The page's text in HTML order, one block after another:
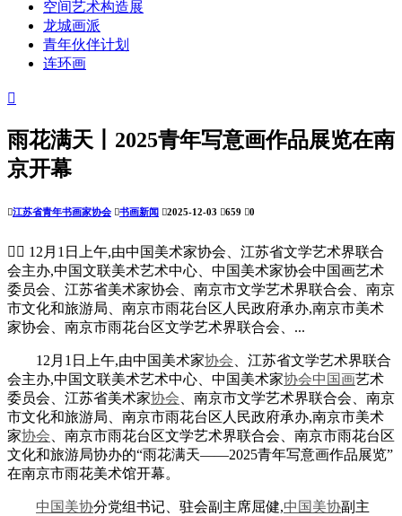
空间艺术构造展
龙城画派
青年伙伴计划
连环画

雨花满天丨2025青年写意画作品展览在南
京开幕
江苏省青年书画家协会 书画新闻 2025-12-03 659 0
  12月1日上午,由中国美术家协会、江苏省文学艺术界联合
会主办,中国文联美术艺术中心、中国美术家协会中国画艺术
委员会、江苏省美术家协会、南京市文学艺术界联合会、南京
市文化和旅游局、南京市雨花台区人民政府承办,南京市美术
家协会、南京市雨花台区文学艺术界联合会、...
12月1日上午,由中国美术家协会 、江苏省文学艺术界联合
会主办,中国文联美术艺术中心、中国美术家协会中国画艺术
委员会、江苏省美术家协会 、南京市文学艺术界联合会、南京
市文化和旅游局、南京市雨花台区人民政府承办,南京市美术
家协会 、南京市雨花台区文学艺术界联合会、南京市雨花台区
文化和旅游局协办的“雨花满天——2025青年写意画作品展览”
在南京市雨花美术馆开幕。
中国美协分党组书记、驻会副主席屈健,中国美协副主